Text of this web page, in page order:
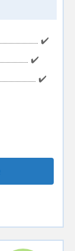
✔️
✔️
✔️